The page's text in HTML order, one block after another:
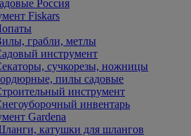
Россия
Fiskars
грабли, метлы
инструмент
сучкорезы, ножницы
пилы садовые
инструмент
инвентарь
Gardena
катушки для шлангов